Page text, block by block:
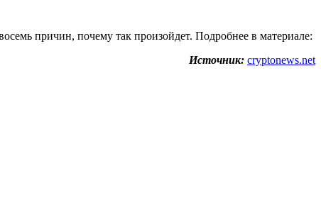
причин, почему так произойдет. Подробнее в материале:
Источник: cryptonews.net